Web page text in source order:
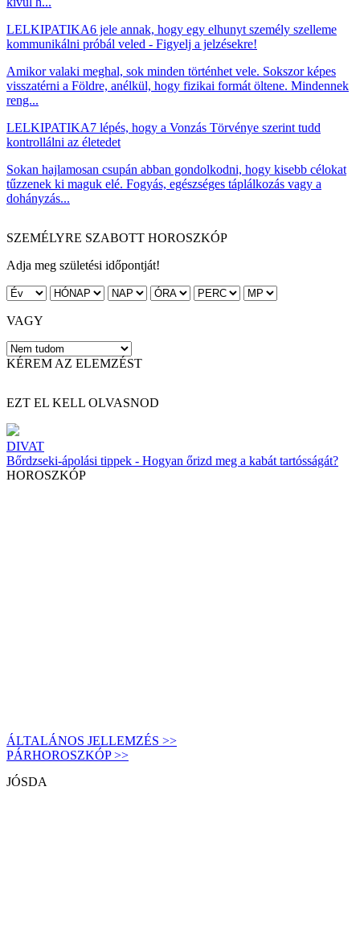
LELKIPATIKA6 jele annak, hogy egy elhunyt személy szelleme
kommunikálni próbál veled - Figyelj a jelzésekre!
Amikor valaki meghal, sok minden történhet vele. Sokszor képes
visszatérni a Földre, anélkül, hogy fizikai formát öltene. Mindennek
reng...
LELKIPATIKA7 lépés, hogy a Vonzás Törvénye szerint tudd
kontrollálni az életedet
Sokan hajlamosan csupán abban gondolkodni, hogy kisebb célokat
tűzzenek ki maguk elé. Fogyás, egészséges táplálkozás vagy a
dohányzás...
SZEMÉLYRE SZABOTT HOROSZKÓP
Adja meg születési időpontját!
VAGY
KÉREM AZ ELEMZÉST
EZT EL KELL OLVASNOD
DIVAT
Bőrdzseki-ápolási tippek - Hogyan őrizd meg a kabát tartósságát?
HOROSZKÓP
ÁLTALÁNOS JELLEMZÉS >>
PÁRHOROSZKÓP >>
JÓSDA